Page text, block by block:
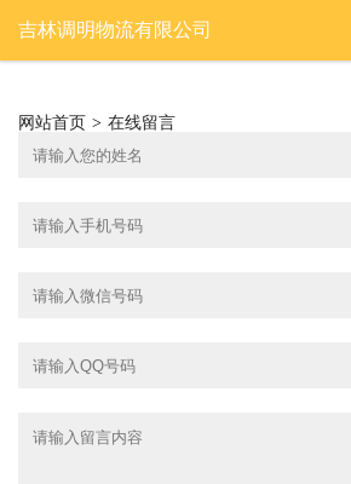
吉林调明物流有限公司
网站首页 > 在线留言